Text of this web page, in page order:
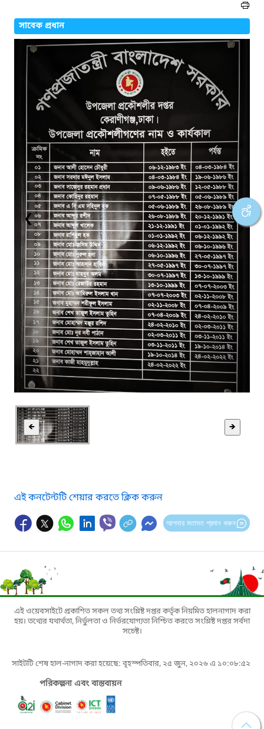
সাবেক প্রধান
❮ ❯
🡸 🡺
এই কনটেন্টটি শেয়ার করতে ক্লিক করুন
আপনার মতামত প্রদান করুন
এই ওয়েবসাইটে প্রকাশিত সকল তথ্য সংশ্লিষ্ট দপ্তর কর্তৃক নিয়মিত হালনাগাদ করা
হয়। তথ্যের যথার্থতা, নির্ভুলতা ও নির্ভরযোগ্যতা নিশ্চিত করতে সংশ্লিষ্ট দপ্তর সর্বদা
সচেষ্ট।
সাইটটি শেষ হাল-নাগাদ করা হয়েছে: বৃহস্পতিবার, ২৫ জুন, ২০২৬ এ ১০:০৮:৫২
পরিকল্পনা এবং বাস্তবায়ন